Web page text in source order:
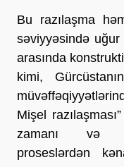
Bu razılaşma
səviyyəsində
arasında
kimi,
Mişel
zamanı və
proseslərdən